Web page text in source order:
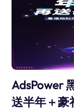
AdsPower
送半年＋豪